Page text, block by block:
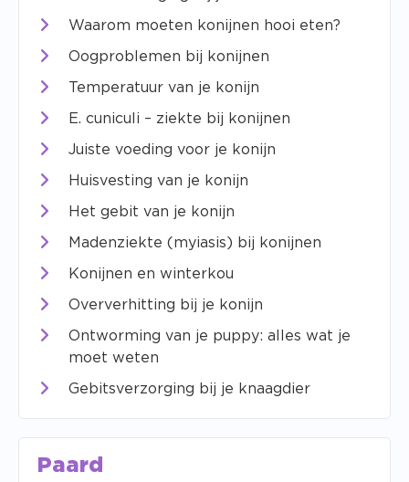
Waarom moeten konijnen hooi eten?
Oogproblemen bij konijnen
Temperatuur van je konijn
E. cuniculi – ziekte bij konijnen
Juiste voeding voor je konijn
Huisvesting van je konijn
Het gebit van je konijn
Madenziekte (myiasis) bij konijnen
Konijnen en winterkou
Oververhitting bij je konijn
Ontworming van je puppy: alles wat je
moet weten
Gebitsverzorging bij je knaagdier
Paard